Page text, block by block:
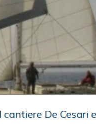
De Cesari